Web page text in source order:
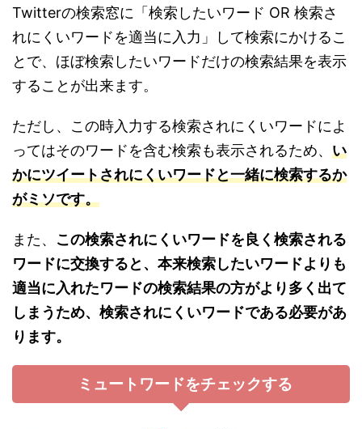
Twitterの検索窓に「検索したいワード OR 検索さ
れにくいワードを適当に入力」して検索にかけるこ
とで、ほぼ検索したいワードだけの検索結果を表示
することが出来ます。
ただし、この時入力する検索されにくいワードによ
ってはそのワードを含む検索も表示されるため、 い
かにツイートされにくいワードと一緒に検索するか
がミソです。
また、 この検索されにくいワードを良く検索される
ワードに交換すると、本来検索したいワードよりも
適当に入れたワードの検索結果の方がより多く出て
しまうため、検索されにくいワードである必要があ
ります。
ミュートワードをチェックする